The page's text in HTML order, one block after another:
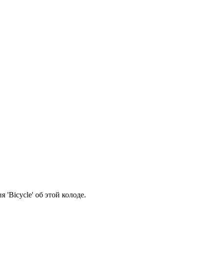
'Bicycle' об этой колоде.